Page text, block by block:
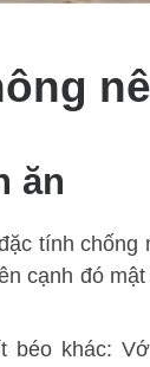
ăn
tính
cạnh đó
béo khác: